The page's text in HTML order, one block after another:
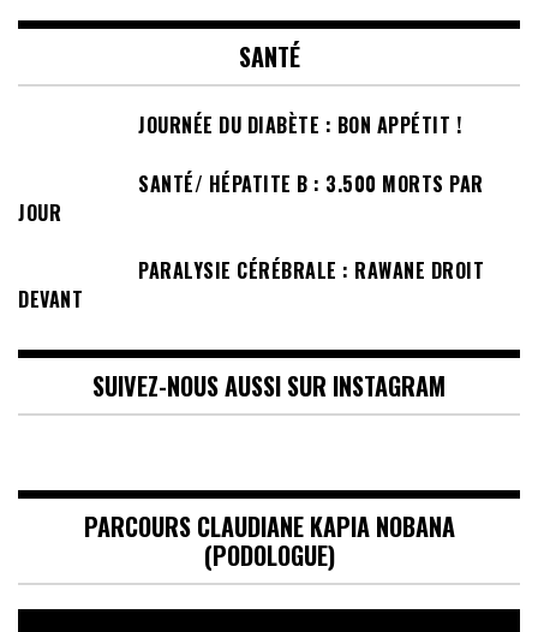
SANTÉ
JOURNÉE DU DIABÈTE : BON APPÉTIT !
SANTÉ/ HÉPATITE B : 3.500 MORTS PAR
JOUR
PARALYSIE CÉRÉBRALE : RAWANE DROIT
DEVANT
SUIVEZ-NOUS AUSSI SUR INSTAGRAM
PARCOURS CLAUDIANE KAPIA NOBANA
(PODOLOGUE)